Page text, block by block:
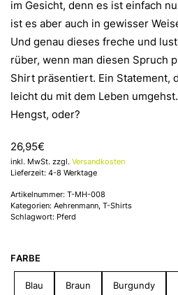
im Gesicht, denn es ist einfach
ist es aber auch in gewisser
Und genau dieses freche und
rüber, wenn man diesen Spruch
Shirt präsentiert. Ein Statement,
leicht du mit dem Leben
Hengst, oder?
26,95€
inkl. MwSt. zzgl. Versandkosten
Lieferzeit: 4-8 Werktage
Artikelnummer: T-MH-008
Kategorien: Aehrenmann T-Shirts
Schlagwort: Pferd
FARBE
Blau Braun Burgundy